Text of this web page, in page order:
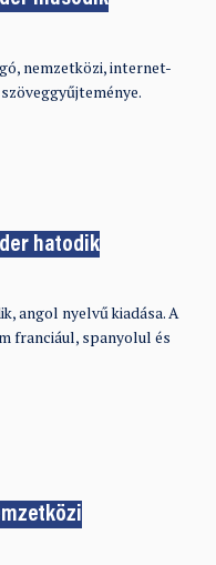
nemzetközi, internet-
hatodik
angol nyelvű kiadása. A
franciául, spanyolul és